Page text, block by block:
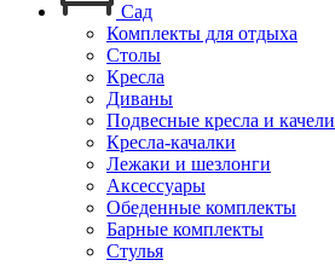
Сад
Комплекты для отдыха
Столы
Кресла
Диваны
Подвесные кресла и качели
Кресла-качалки
Лежаки и шезлонги
Аксессуары
Обеденные комплекты
Барные комплекты
Стулья